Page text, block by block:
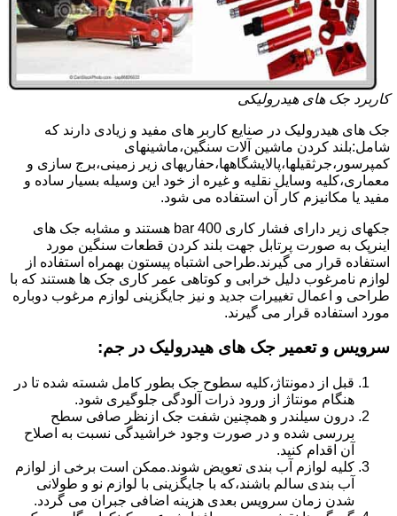
کاربرد جک های هیدرولیکی
جک های هیدرولیک در صنایع کاربر های مفید و زیادی دارند که
شامل:بلند کردن ماشین آلات سنگین،ماشینهای
کمپرسور،جرثقیلها،پالایشگاهها،حفاریهای زیر زمینی،برج سازی و
معماری،کلیه وسایل نقلیه و غیره از خود این وسیله بسیار ساده و
مفید یا مکانیزم کار آن استفاده می شود.
جکهای زیر دارای فشار کاری 400 bar هستند و مشابه جک های
اینرپک به صورت پرتابل جهت بلند کردن قطعات سنگین مورد
استفاده قرار می گیرند.طراحی اشتباه پیستون بهمراه استفاده از
لوازم نامرغوب دلیل خرابی و کوتاهی عمر کاری جک ها هستند که با
طراحی و اعمال تغییرات جدید و نیز جایگزینی لوازم مرغوب دوباره
مورد استفاده قرار می گیرند.
سرویس و تعمیر جک های هیدرولیک در جم:
قبل از دمونتاژ،کلیه سطوح جک بطور کامل شسته شده تا در
هنگام مونتاژ از ورود ذرات آلودگی جلوگیری شود.
درون سیلندر و همچنین شفت جک ازنظر صافی سطح
بررسی شده و در صورت وجود خراشیدگی نسبت به اصلاح
آن اقدام کنید.
کلیه لوازم آب بندی تعویض شوند.ممکن است برخی از لوازم
آب بندی سالم باشند،که با جایگزینی با لوازم نو و طولانی
شدن زمان سرویس بعدی هزینه اضافی جبران می گردد.